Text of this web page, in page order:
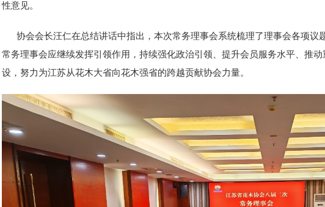
性意见。
协会会长汪仁在总结讲话中指出，本次常务理事会系统梳理了理事会各项议
常务理事会应继续发挥引领作用，持续强化政治引领、提升会员服务水平、推
设，努力为江苏从花木大省向花木强省的跨越贡献协会力量。